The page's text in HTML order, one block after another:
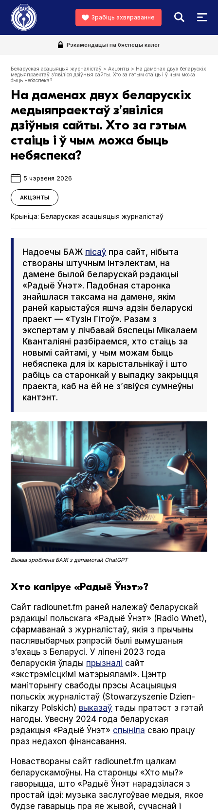
Зрабіць ахвяраванне
Рэкамендацыі па бяспецы калег
Беларуская асацыяцыя журналістаў >Акцэнты > На даменах двух беларускіх
медыяпраектаў з’явіліся дзіўныя сайты. Хто за гэтым стаіць і ў чым можа
быць небяспека?
На даменах двух беларускіх
медыяпраектаў з’явіліся
дзіўныя сайты. Хто за гэтым
стаіць і ў чым можа быць
небяспека?
5 чэрвеня 2026
АКЦЭНТЫ
Крыніца: Беларуская асацыяцыя журналістаў
Надоечы БАЖ пісаў пра сайт, нібыта
створаны штучным інтэлектам, на
дамене былой беларускай рэдакцыі
«Радыё Ўнэт». Падобная старонка
знайшлася таксама на дамене, якім
раней карыстаўся яшчэ адзін беларускі
праект — «Тузін Гітоў». Разам з
экспертам у лічбавай бяспецы Мікалаем
Кванталіяні разбіраемся, хто стаіць за
новымі сайтамі, у чым можам быць
небяспека для іх карыстальнікаў і што
рабіць са старонкай у выпадку закрыцця
праекта, каб на ёй не з’явіўся сумнеўны
кантэнт.
Выява зроблена БАЖ з дапамогай Chat­G­PT
Хто капіруе «Радыё Ўнэт»?
Сайт radiounet.fm раней належаў беларускай
рэдакцыі польскага «Радыё Ўнэт» (Radio Wnet),
сфармаванай з журналістаў, якія з прычыны
паслявыбарчых рэпрэсій былі вымушаныя
з’ехаць з Беларусі. У ліпені 2023 года
беларускія ўлады прызналі сайт
«экстрэмісцкімі матэрыяламі». Цэнтр
маніторынгу свабоды прэсы Асацыяцыя
польскіх журналістаў (Sto­warzysze­nie Dzi­en­
nikarzy Pol­s­kich) выказаў тады пратэст з гэтай
нагоды. Увесну 2024 года беларуская
рэдакцыя «Радыё Ўнэт» спыніла сваю працу
праз недахоп фінансавання.
Новаствораны сайт radiounet.fm цалкам
беларускамоўны. На старонцы «Хто мы?»
гаворыцца, што «Радыё Ўнэт нарадзілася з
простай ідэі: музыка заслугоўвае медыя, якое
будзе гаварыць пра яе жывой, сучаснай і